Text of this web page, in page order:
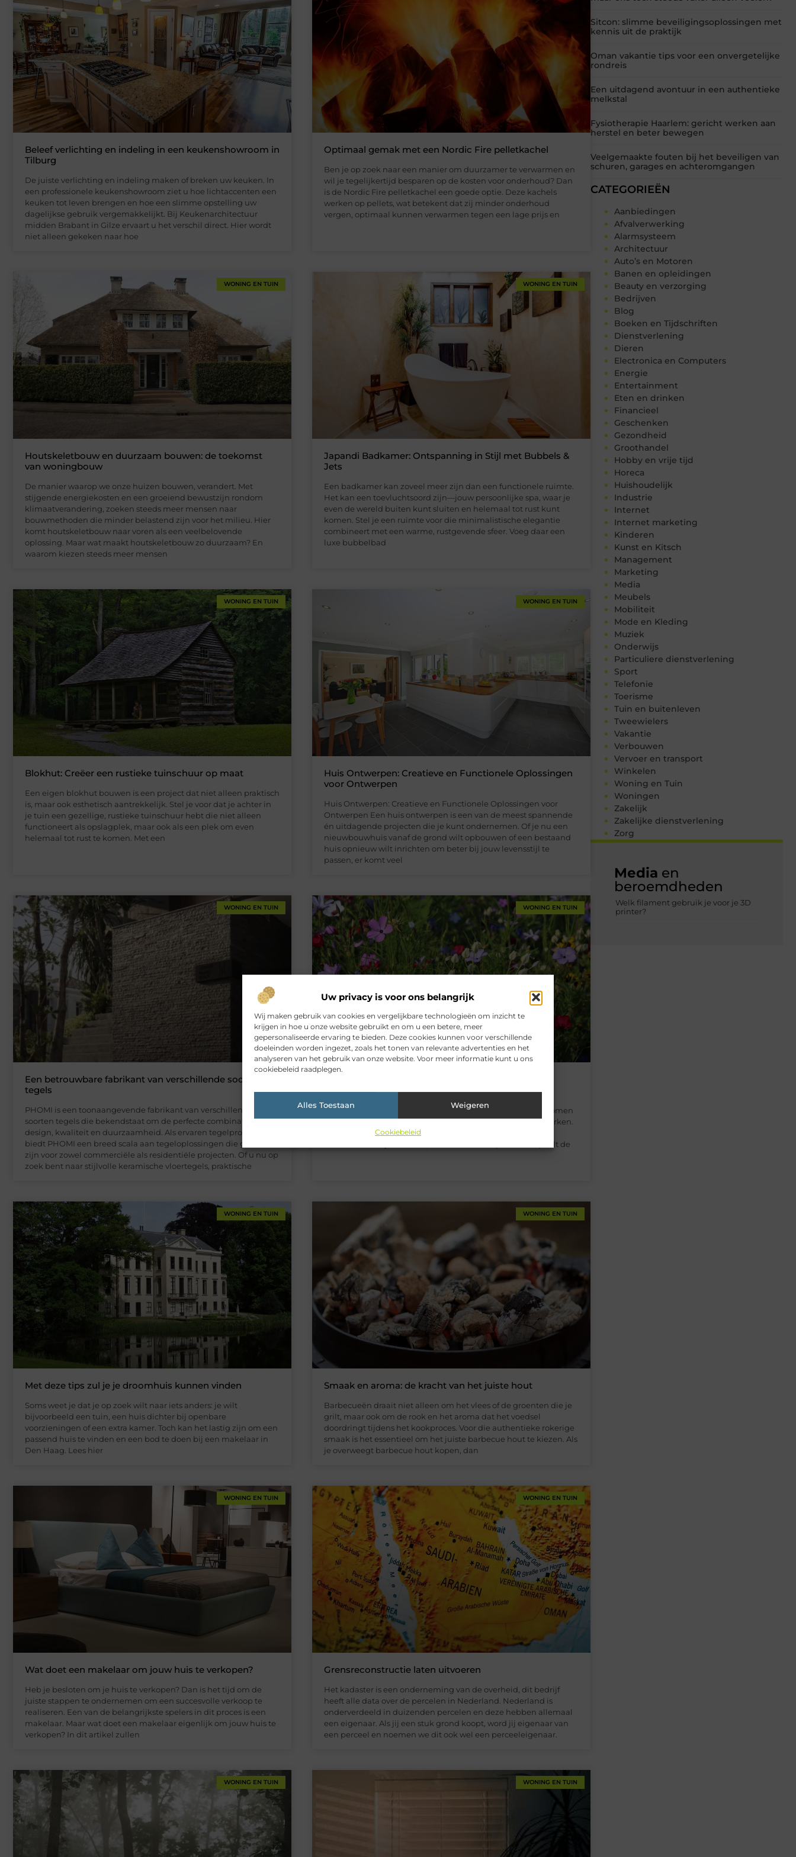
Uw privacy is voor ons belangrijk
Wij maken gebruik van cookies en vergelijkbare technologieën om inzicht te
krijgen in hoe u onze website gebruikt en om u een betere, meer
gepersonaliseerde ervaring te bieden. Deze cookies kunnen voor verschillende
doeleinden worden ingezet, zoals het tonen van relevante advertenties en het
analyseren van het gebruik van onze website. Voor meer informatie kunt u ons
cookiebeleid raadplegen.
Alles Toestaan Weigeren
Cookiebeleid
Sitcon: slimme beveiligingsoplossingen met
kennis uit de praktijk
Oman vakantie tips voor een onvergetelijke
rondreis
Een uitdagend avontuur in een authentieke
melkstal
Fysiotherapie Haarlem: gericht werken aan
herstel en beter bewegen
Veelgemaakte fouten bij het beveiligen van
schuren, garages en achteromgangen
CATEGORIEËN
Aanbiedingen
Afvalverwerking
Alarmsysteem
Architectuur
Auto’s en Motoren
Banen en opleidingen
Beauty en verzorging
Bedrijven
Blog
Boeken en Tijdschriften
Dienstverlening
Dieren
Electronica en Computers
Energie
Entertainment
Eten en drinken
Financieel
Geschenken
Gezondheid
Groothandel
Hobby en vrije tijd
Horeca
Huishoudelijk
Industrie
Internet
Internet marketing
Kinderen
Kunst en Kitsch
Management
Marketing
Media
Meubels
Mobiliteit
Mode en Kleding
Muziek
Onderwijs
Particuliere dienstverlening
Sport
Telefonie
Toerisme
Tuin en buitenleven
Tweewielers
Vakantie
Verbouwen
Vervoer en transport
Winkelen
Woning en Tuin
Woningen
Zakelijk
Zakelijke dienstverlening
Zorg
Media en
beroemdheden
Welk filament gebruik je voor je 3D
printer?
Beleef verlichting en indeling in een keukenshowroom in
Tilburg
De juiste verlichting en indeling maken of breken uw keuken. In
een professionele keukenshowroom ziet u hoe lichtaccenten een
keuken tot leven brengen en hoe een slimme opstelling uw
dagelijkse gebruik vergemakkelijkt. Bij Keukenarchitectuur
midden Brabant in Gilze ervaart u het verschil direct. Hier wordt
niet alleen gekeken naar hoe
Optimaal gemak met een Nordic Fire pelletkachel
Ben je op zoek naar een manier om duurzamer te verwarmen en
wil je tegelijkertijd besparen op de kosten voor onderhoud? Dan
is de Nordic Fire pelletkachel een goede optie. Deze kachels
werken op pellets, wat betekent dat zij minder onderhoud
vergen, optimaal kunnen verwarmen tegen een lage prijs en
WONING EN TUIN
Houtskeletbouw en duurzaam bouwen: de toekomst
van woningbouw
De manier waarop we onze huizen bouwen, verandert. Met
stijgende energiekosten en een groeiend bewustzijn rondom
klimaatverandering, zoeken steeds meer mensen naar
bouwmethoden die minder belastend zijn voor het milieu. Hier
komt houtskeletbouw naar voren als een veelbelovende
oplossing. Maar wat maakt houtskeletbouw zo duurzaam? En
waarom kiezen steeds meer mensen
WONING EN TUIN
Japandi Badkamer: Ontspanning in Stijl met Bubbels &
Jets
Een badkamer kan zoveel meer zijn dan een functionele ruimte.
Het kan een toevluchtsoord zijn—jouw persoonlijke spa, waar je
even de wereld buiten kunt sluiten en helemaal tot rust kunt
komen. Stel je een ruimte voor die minimalistische elegantie
combineert met een warme, rustgevende sfeer. Voeg daar een
luxe bubbelbad
WONING EN TUIN
Blokhut: Creëer een rustieke tuinschuur op maat
Een eigen blokhut bouwen is een project dat niet alleen praktisch
is, maar ook esthetisch aantrekkelijk. Stel je voor dat je achter in
je tuin een gezellige, rustieke tuinschuur hebt die niet alleen
functioneert als opslagplek, maar ook als een plek om even
helemaal tot rust te komen. Met een
WONING EN TUIN
Huis Ontwerpen: Creatieve en Functionele Oplossingen
voor Ontwerpen
Huis Ontwerpen: Creatieve en Functionele Oplossingen voor
Ontwerpen Een huis ontwerpen is een van de meest spannende
én uitdagende projecten die je kunt ondernemen. Of je nu een
nieuwbouwhuis vanaf de grond wilt opbouwen of een bestaand
huis opnieuw wilt inrichten om beter bij jouw levensstijl te
passen, er komt veel
WONING EN TUIN
Een betrouwbare fabrikant van verschillende soorten
tegels
PHOMI is een toonaangevende fabrikant van verschillende
soorten tegels die bekendstaat om de perfecte combinatie van
design, kwaliteit en duurzaamheid. Als ervaren tegelproducent
biedt PHOMI een breed scala aan tegeloplossingen die geschikt
zijn voor zowel commerciële als residentiële projecten. Of u nu op
zoek bent naar stijlvolle keramische vloertegels, praktische
WONING EN TUIN
aantrekkelijke en bloeiende tuin te creëren. Tuinplanten komen
in vele soorten en maten, elk met hun eigen unieke kenmerken.
Of je nu op zoek bent naar kleurrijke bloemen, weelderige
struiken of sierlijke bomen, de keuze van de planten bepaalt de
WONING EN TUIN
Met deze tips zul je je droomhuis kunnen vinden
Soms weet je dat je op zoek wilt naar iets anders: je wilt
bijvoorbeeld een tuin, een huis dichter bij openbare
voorzieningen of een extra kamer. Toch kan het lastig zijn om een
passend huis te vinden en een bod te doen bij een makelaar in
Den Haag. Lees hier
WONING EN TUIN
Smaak en aroma: de kracht van het juiste hout
Barbecueën draait niet alleen om het vlees of de groenten die je
grilt, maar ook om de rook en het aroma dat het voedsel
doordringt tijdens het kookproces. Voor die authentieke rokerige
smaak is het essentieel om het juiste barbecue hout te kiezen. Als
je overweegt barbecue hout kopen, dan
WONING EN TUIN
Wat doet een makelaar om jouw huis te verkopen?
Heb je besloten om je huis te verkopen? Dan is het tijd om de
juiste stappen te ondernemen om een succesvolle verkoop te
realiseren. Een van de belangrijkste spelers in dit proces is een
makelaar. Maar wat doet een makelaar eigenlijk om jouw huis te
verkopen? In dit artikel zullen
WONING EN TUIN
Grensreconstructie laten uitvoeren
Het kadaster is een onderneming van de overheid, dit bedrijf
heeft alle data over de percelen in Nederland. Nederland is
onderverdeeld in duizenden percelen en deze hebben allemaal
een eigenaar. Als jij een stuk grond koopt, word jij eigenaar van
een perceel en noemen we dit ook wel een perceeleigenaar.
WONING EN TUIN WONING EN TUIN